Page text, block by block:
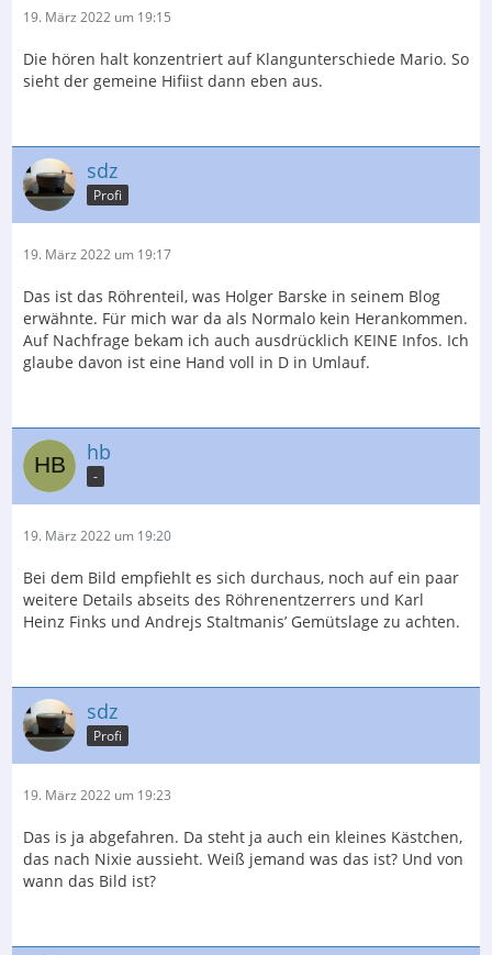
19. März 2022 um 19:15
Die hören halt konzentriert auf Klangunterschiede Mario. So
sieht der gemeine Hifiist dann eben aus.
sdz
Profi
19. März 2022 um 19:17
Das ist das Röhrenteil, was Holger Barske in seinem Blog
erwähnte. Für mich war da als Normalo kein Herankommen.
Auf Nachfrage bekam ich auch ausdrücklich KEINE Infos. Ich
glaube davon ist eine Hand voll in D in Umlauf.
hb
-
19. März 2022 um 19:20
Bei dem Bild empfiehlt es sich durchaus, noch auf ein paar
weitere Details abseits des Röhrenentzerrers und Karl
Heinz Finks und Andrejs Staltmanis’ Gemütslage zu achten.
sdz
Profi
19. März 2022 um 19:23
Das is ja abgefahren. Da steht ja auch ein kleines Kästchen,
das nach Nixie aussieht. Weiß jemand was das ist? Und von
wann das Bild ist?